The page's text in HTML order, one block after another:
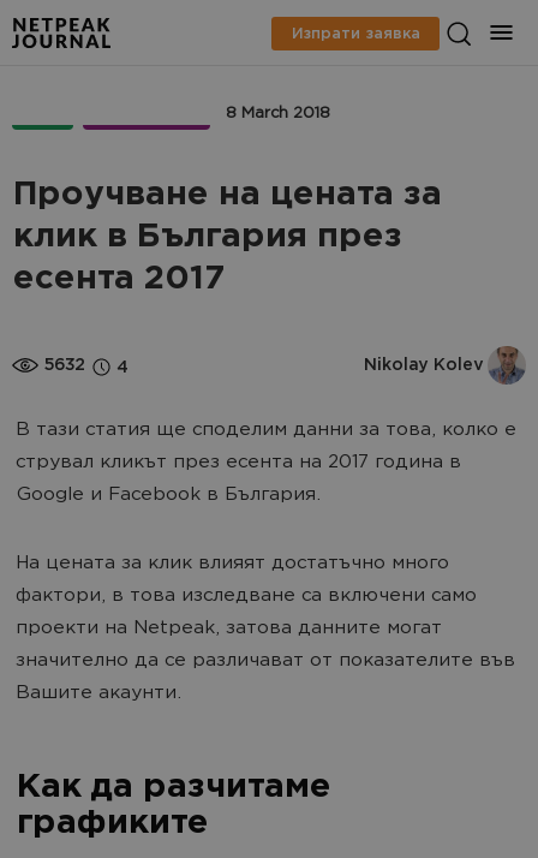
Изпрати заявка
8 March 2018
Проучване на цената за
клик в България през
есента 2017
5632 4 Nikolay Kolev
В тази статия ще споделим данни за това, колко е
струвал кликът през есента на 2017 година в
Google и Facebook в България.
На цената за клик влияят достатъчно много
фактори, в това изследване са включени само
проекти на Netpeak, затова данните могат
значително да се различават от показателите във
Вашите акаунти.
Как да разчитаме
графиките